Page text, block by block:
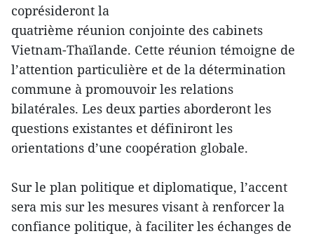
coprésideront la
quatrième réunion conjointe des cabinets
Vietnam-Thaïlande. Cette réunion témoigne de
l’attention particulière et de la détermination
commune à promouvoir les relations
bilatérales. Les deux parties aborderont les
questions existantes et définiront les
orientations d’une coopération globale.
Sur le plan politique et diplomatique, l’accent
sera mis sur les mesures visant à renforcer la
confiance politique, à faciliter les échanges de